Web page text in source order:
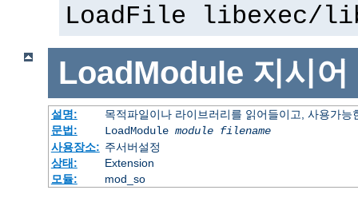
LoadFile libexec/
LoadModule 지시어
설명:
목적파일이나 라이브러리를 읽어들이고, 사용가능
문법:
LoadModule module filename
사용장소: 주서버설정
상태:
Extension
모듈:
mod_so